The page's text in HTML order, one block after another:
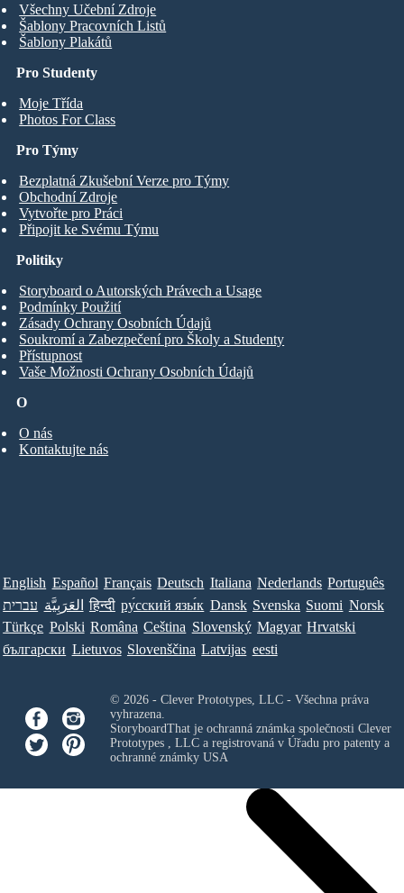
Pro Studenty
Moje Třída
Photos For Class
Všechny Učební Zdroje
Šablony Pracovních Listů
Šablony Plakátů
Pro Týmy
Bezplatná Zkušební Verze pro Týmy
Obchodní Zdroje
Vytvořte pro Práci
Připojit ke Svému Týmu
O
O nás
Kontaktujte nás
Politiky
Storyboard o Autorských Právech a Usage
Podmínky Použití
Zásady Ochrany Osobních Údajů
Soukromí a Zabezpečení pro Školy a Studenty
Přístupnost
Vaše Možnosti Ochrany Osobních Údajů
English Español Français Deutsch Italiana Nederlands Português
עברית العَرَبِيَّة हिन्दी ру́сский язы́к Dansk Svenska Suomi Norsk
Türkçe Polski Româna Ceština Slovenský Magyar Hrvatski
български Lietuvos Slovenščina Latvijas eesti
© 2026 - Clever Prototypes, LLC - Všechna práva
vyhrazena.
StoryboardThat je ochranná známka společnosti Clever
Prototypes , LLCa registrovaná v Úřadu pro patenty a
ochranné známky USA